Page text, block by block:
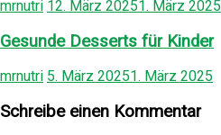
mrnutri 12. März 20251. März 2025
Gesunde Desserts für Kinder
mrnutri 5. März 20251. März 2025
Schreibe einen Kommentar